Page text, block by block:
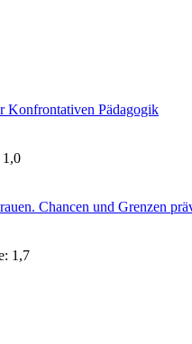
Konfrontativen Pädagogik
1,0
Chancen und Grenzen
1,7